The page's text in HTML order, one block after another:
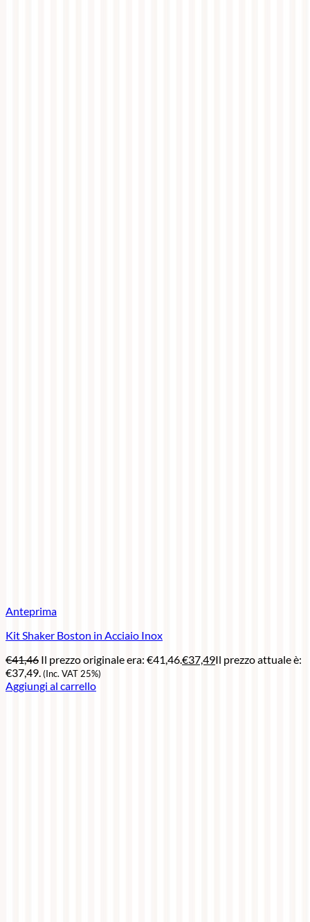
Anteprima
Kit Shaker Boston in Acciaio Inox
€41,46 Il prezzo originale era: €41,46.€37,49Il prezzo attuale è:
€37,49.(Inc. VAT 25%)
Aggiungi al carrello